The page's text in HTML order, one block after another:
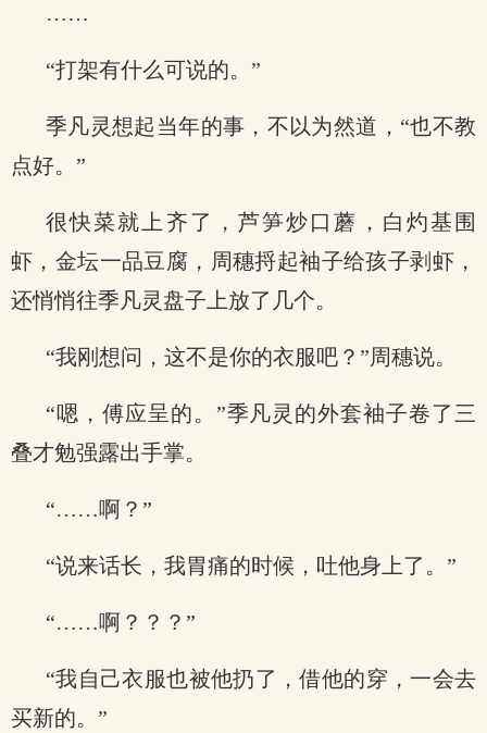
……
“打架有什么可说的。”
季凡灵想起当年的事，不以为然道，“也不教
点好。”
很快菜就上齐了，芦笋炒口蘑，白灼基围
虾，金坛一品豆腐，周穗捋起袖子给孩子剥虾，
还悄悄往季凡灵盘子上放了几个。
“我刚想问，这不是你的衣服吧？”周穗说。
“嗯，傅应呈的。”季凡灵的外套袖子卷了三
叠才勉强露出手掌。
“……啊？”
“说来话长，我胃痛的时候，吐他身上了。”
“……啊？？？”
“我自己衣服也被他扔了，借他的穿，一会去
买新的。”